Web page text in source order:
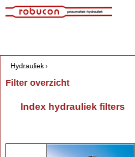
Jump to navigation
Hydrauliek ›
Filter overzicht
Index hydrauliek filters